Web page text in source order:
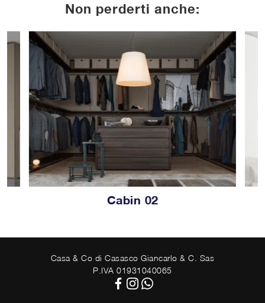
Non perderti anche:
Cabin 02
Casa & Co di Casasco Giancarlo & C. Sas
P.IVA 01931040065